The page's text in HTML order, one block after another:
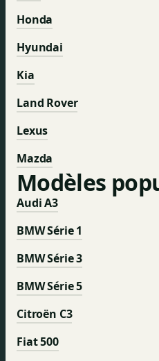
Honda
Hyundai
Kia
Land Rover
Lexus
Mazda
Modèles
Audi A3
BMW Série 1
BMW Série 3
BMW Série 5
Citroën C3
Fiat 500